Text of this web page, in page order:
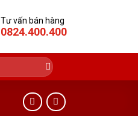
Tư vấn bán hàng
0824.400.400